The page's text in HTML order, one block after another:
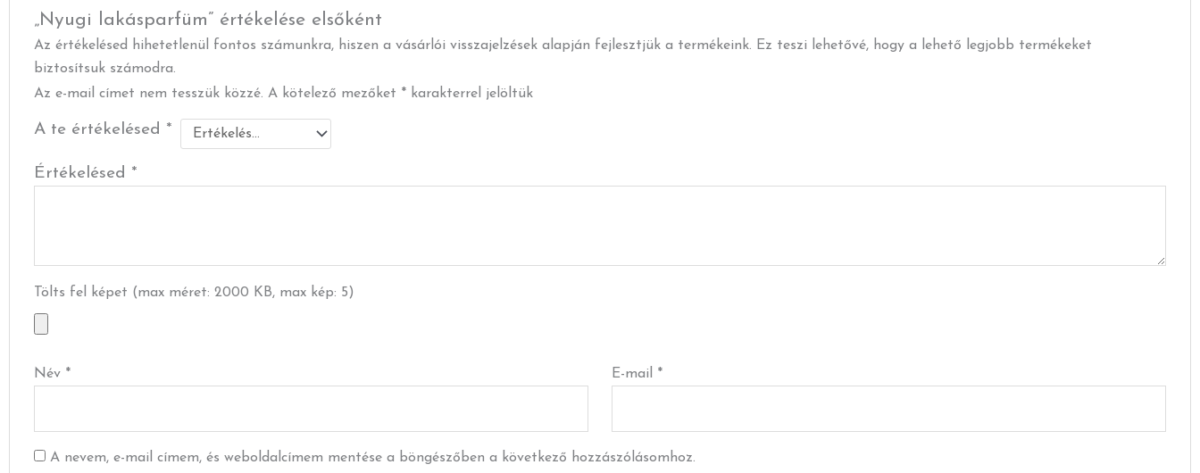
„Nyugi lakásparfüm” értékelése elsőként
Az értékelésed hihetetlenül fontos számunkra, hiszen a vásárlói visszajelzések alapján fejlesztjük a termékeink. Ez teszi lehetővé, hogy a lehető legjobb termékeket
biztosítsuk számodra.
Az e-mail címet nem tesszük közzé. A kötelező mezőket *karakterrel jelöltük
A te értékelésed *
Értékelésed *
Tölts fel képet (max méret: 2000 KB, max kép: 5)
Név * E-mail *
A nevem, e-mail címem, és weboldalcímem mentése a böngészőben a következő hozzászólásomhoz.